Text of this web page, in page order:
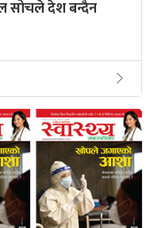
सोचले देश बन्दैन